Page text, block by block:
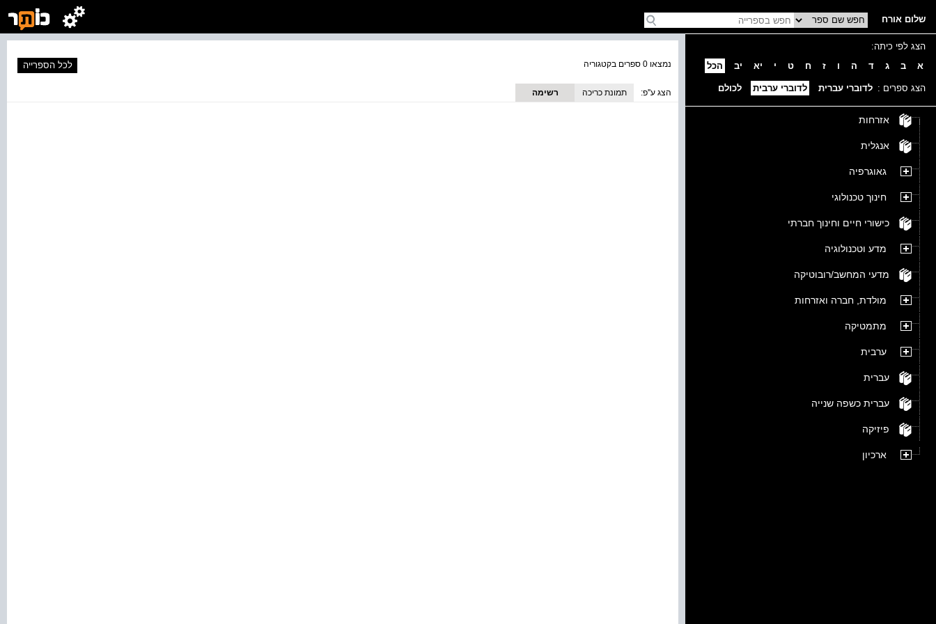
שלום אורח
הצג לפי כיתה:
א
ב ג ד ה ו ז ח ט י יא יב הכל
הצג ספרים : לדוברי עברית לדוברי ערבית לכולם
אזרחות
אנגלית
גאוגרפיה
חינוך טכנולוגי
כישורי חיים וחינוך חברתי
מדע וטכנולוגיה
מדעי המחשב/רובוטיקה
מולדת, חברה ואזרחות
מתמטיקה
ערבית
עברית
עברית כשפה שנייה
פיזיקה
ארכיון
נמצאו 0 ספרים בקטגוריה לכל הספרייה
הצג ע''פ: תמונת כריכה רשימה